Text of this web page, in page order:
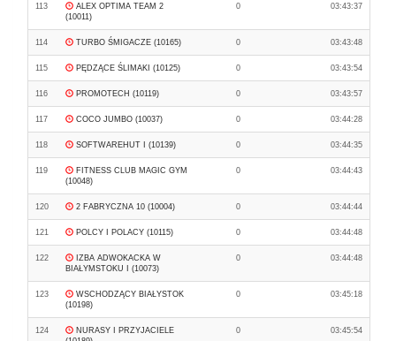
113
ALEX OPTIMA TEAM 2
(10011)
0 03:43:37
114 TURBO ŚMIGACZE (10165) 0 03:43:48
115 PĘDZĄCE ŚLIMAKI (10125) 0 03:43:54
116 PROMOTECH (10119) 0 03:43:57
117 COCO JUMBO (10037) 0 03:44:28
118 SOFTWAREHUT I (10139) 0 03:44:35
119
FITNESS CLUB MAGIC GYM
(10048)
0 03:44:43
120 2 FABRYCZNA 10 (10004) 0 03:44:44
121 POLCY I POLACY (10115) 0 03:44:48
122
IZBA ADWOKACKA W
BIAŁYMSTOKU I (10073)
0 03:44:48
123
WSCHODZĄCY BIAŁYSTOK
(10198)
0 03:45:18
124
NURASY I PRZYJACIELE
0 03:45:54